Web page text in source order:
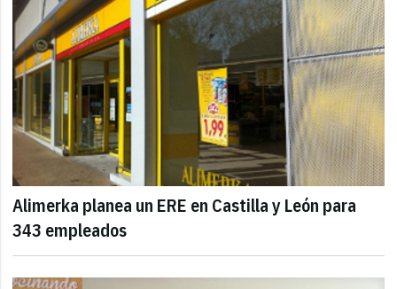
Alimerka planea un ERE en Castilla y León para
343 empleados